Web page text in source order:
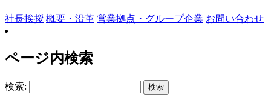
社長挨拶 概要・沿革 営業拠点・グループ企業 お問い合わせ
ページ内検索
検索: